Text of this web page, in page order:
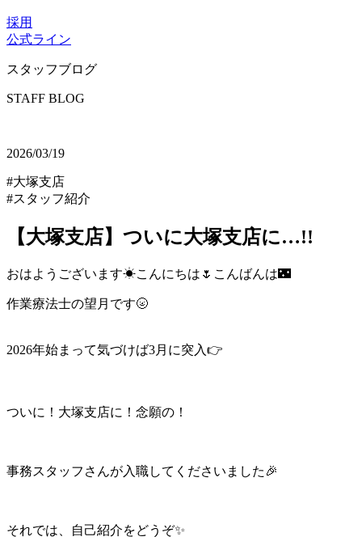
採用
公式ライン
スタッフブログ
STAFF BLOG
2026/03/19
#大塚支店
#スタッフ紹介
【大塚支店】ついに大塚支店に…!!
おはようございます☀こんにちは🌷こんばんは🌃
作業療法士の望月です🌝
2026年始まって気づけば3月に突入👉
ついに！大塚支店に！念願の！
事務スタッフさんが入職してくださいました🎉
それでは、自己紹介をどうぞ✨